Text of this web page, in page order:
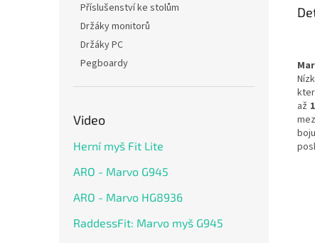
Příslušenství ke stolům
Držáky monitorů
Držáky PC
Pegboardy
Video
Herní myš Fit Lite
ARO - Marvo G945
ARO - Marvo HG8936
RaddessFit: Marvo myš G945
až